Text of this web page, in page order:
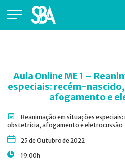
Aula Online ME 1 –
especiais: recém-
afogamento e
Reanimação em situações
obstetrícia, afogamento e eletrocussão
25 de Outubro de 2022
19:00h